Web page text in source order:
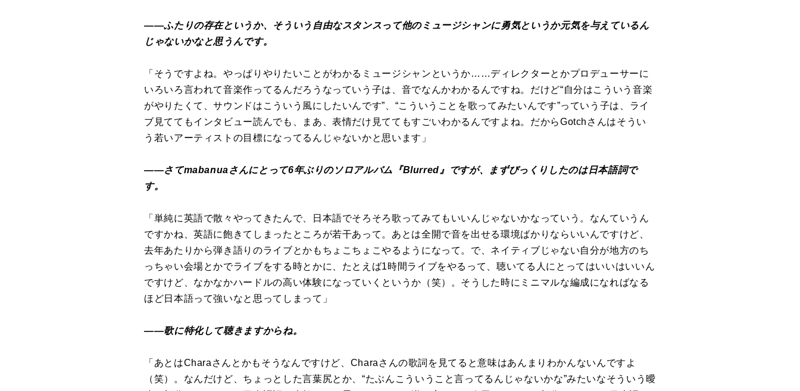
――ふたりの存在というか、そういう自由なスタンスって他のミュージシャンに勇気というか元気を与えているん
じゃないかなと思うんです。
「そうですよね。やっぱりやりたいことがわかるミュージシャンというか……ディレクターとかプロデューサーに
いろいろ言われて音楽作ってるんだろうなっていう子は、音でなんかわかるんですね。だけど“自分はこういう音楽
がやりたくて、サウンドはこういう風にしたいんです”、“こういうことを歌ってみたいんです”っていう子は、ライ
ブ見ててもインタビュー読んでも、まあ、表情だけ見ててもすごいわかるんですよね。だからGotchさんはそうい
う若いアーティストの目標になってるんじゃないかと思います」
――さてmabanuaさんにとって6年ぶりのソロアルバム『Blurred』ですが、まずびっくりしたのは日本語詞で
す。
「単純に英語で散々やってきたんで、日本語でそろそろ歌ってみてもいいんじゃないかなっていう。なんていうん
ですかね、英語に飽きてしまったところが若干あって。あとは全開で音を出せる環境ばかりならいいんですけど、
去年あたりから弾き語りのライブとかもちょこちょこやるようになって。で、ネイティブじゃない自分が地方のち
っちゃい会場とかでライブをする時とかに、たとえば1時間ライブをやるって、聴いてる人にとってはいいはいいん
ですけど、なかなかハードルの高い体験になっていくというか（笑）。そうした時にミニマルな編成になればなる
ほど日本語って強いなと思ってしまって」
――歌に特化して聴きますからね。
「あとはCharaさんとかもそうなんですけど、Charaさんの歌詞を見てると意味はあんまりわかんないんですよ
（笑）。なんだけど、ちょっとした言葉尻とか、“たぶんこういうこと言ってるんじゃないかな”みたいなそういう曖